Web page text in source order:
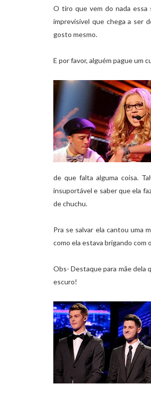
O tiro que vem do nada essa
imprevisível que chega a ser
gosto mesmo.
E por favor, alguém pague um
de que falta alguma coisa.
insuportável e saber que ela
de chuchu.
Pra se salvar ela cantou uma
como ela estava brigando com
Obs- Destaque para mãe dela
escuro!